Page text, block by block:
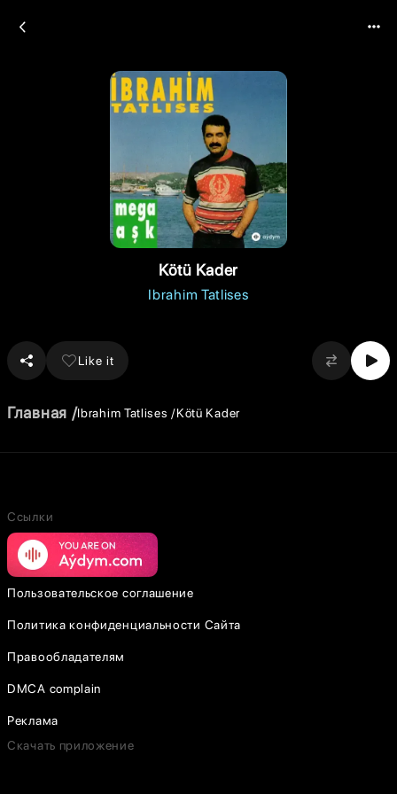
Kötü Kader
Ibrahim Tatlises
Like it
Главная Ibrahim Tatlises Kötü Kader
Ссылки
Пользовательское соглашение
Политика конфиденциальности Сайта
Правообладателям
DMCA complain
Реклама
Скачать приложение